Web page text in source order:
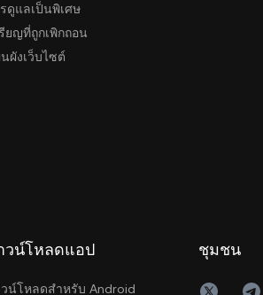
ดูแลเป็นพิเศษ
ยญที่ถูกเพิกถอน
ผังเว็บไซต์
วน์โหลดแอป
น์โหลดสำหรับ Android
ชุมชน